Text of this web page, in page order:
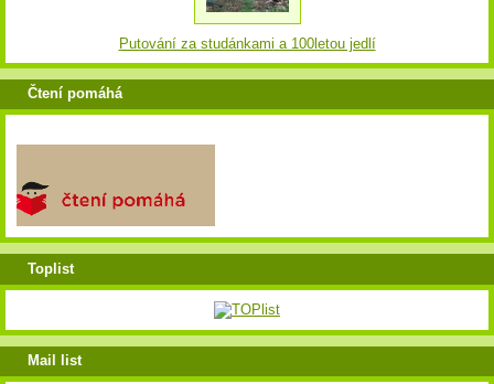
Putování za studánkami a 100letou jedlí
Čtení pomáhá
Toplist
Mail list